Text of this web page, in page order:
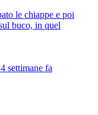
le chiappe e poi
buco, in quel
4 settimane fa